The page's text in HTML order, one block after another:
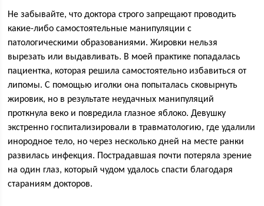
Не забывайте, что доктора строго запрещают проводить
какие-либо самостоятельные манипуляции с
патологическими образованиями. Жировки нельзя
вырезать или выдавливать. В моей практике попадалась
пациентка, которая решила самостоятельно избавиться от
липомы. С помощью иголки она попыталась сковырнуть
жировик, но в результате неудачных манипуляций
проткнула веко и повредила глазное яблоко. Девушку
экстренно госпитализировали в травматологию, где удалили
инородное тело, но через несколько дней на месте ранки
развилась инфекция. Пострадавшая почти потеряла зрение
на один глаз, который чудом удалось спасти благодаря
стараниям докторов.